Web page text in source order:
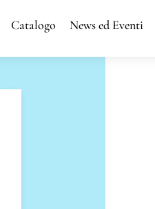
Catalogo News ed Eventi